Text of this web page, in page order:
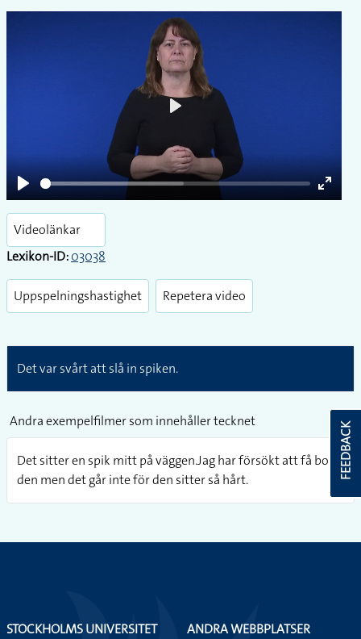
Play
Enter
Videolänkar
Lexikon-ID:03038
Uppspelningshastighet Repetera video
Det var svårt att slå in spiken.
Andra exempelfilmer som innehåller tecknet
Det sitter en spik mitt på väggen.Jag har försökt att få bort
den men det går inte för den sitter så hårt.
FEEDBACK
STOCKHOLMS UNIVERSITET
ANDRA WEBBPLATSER